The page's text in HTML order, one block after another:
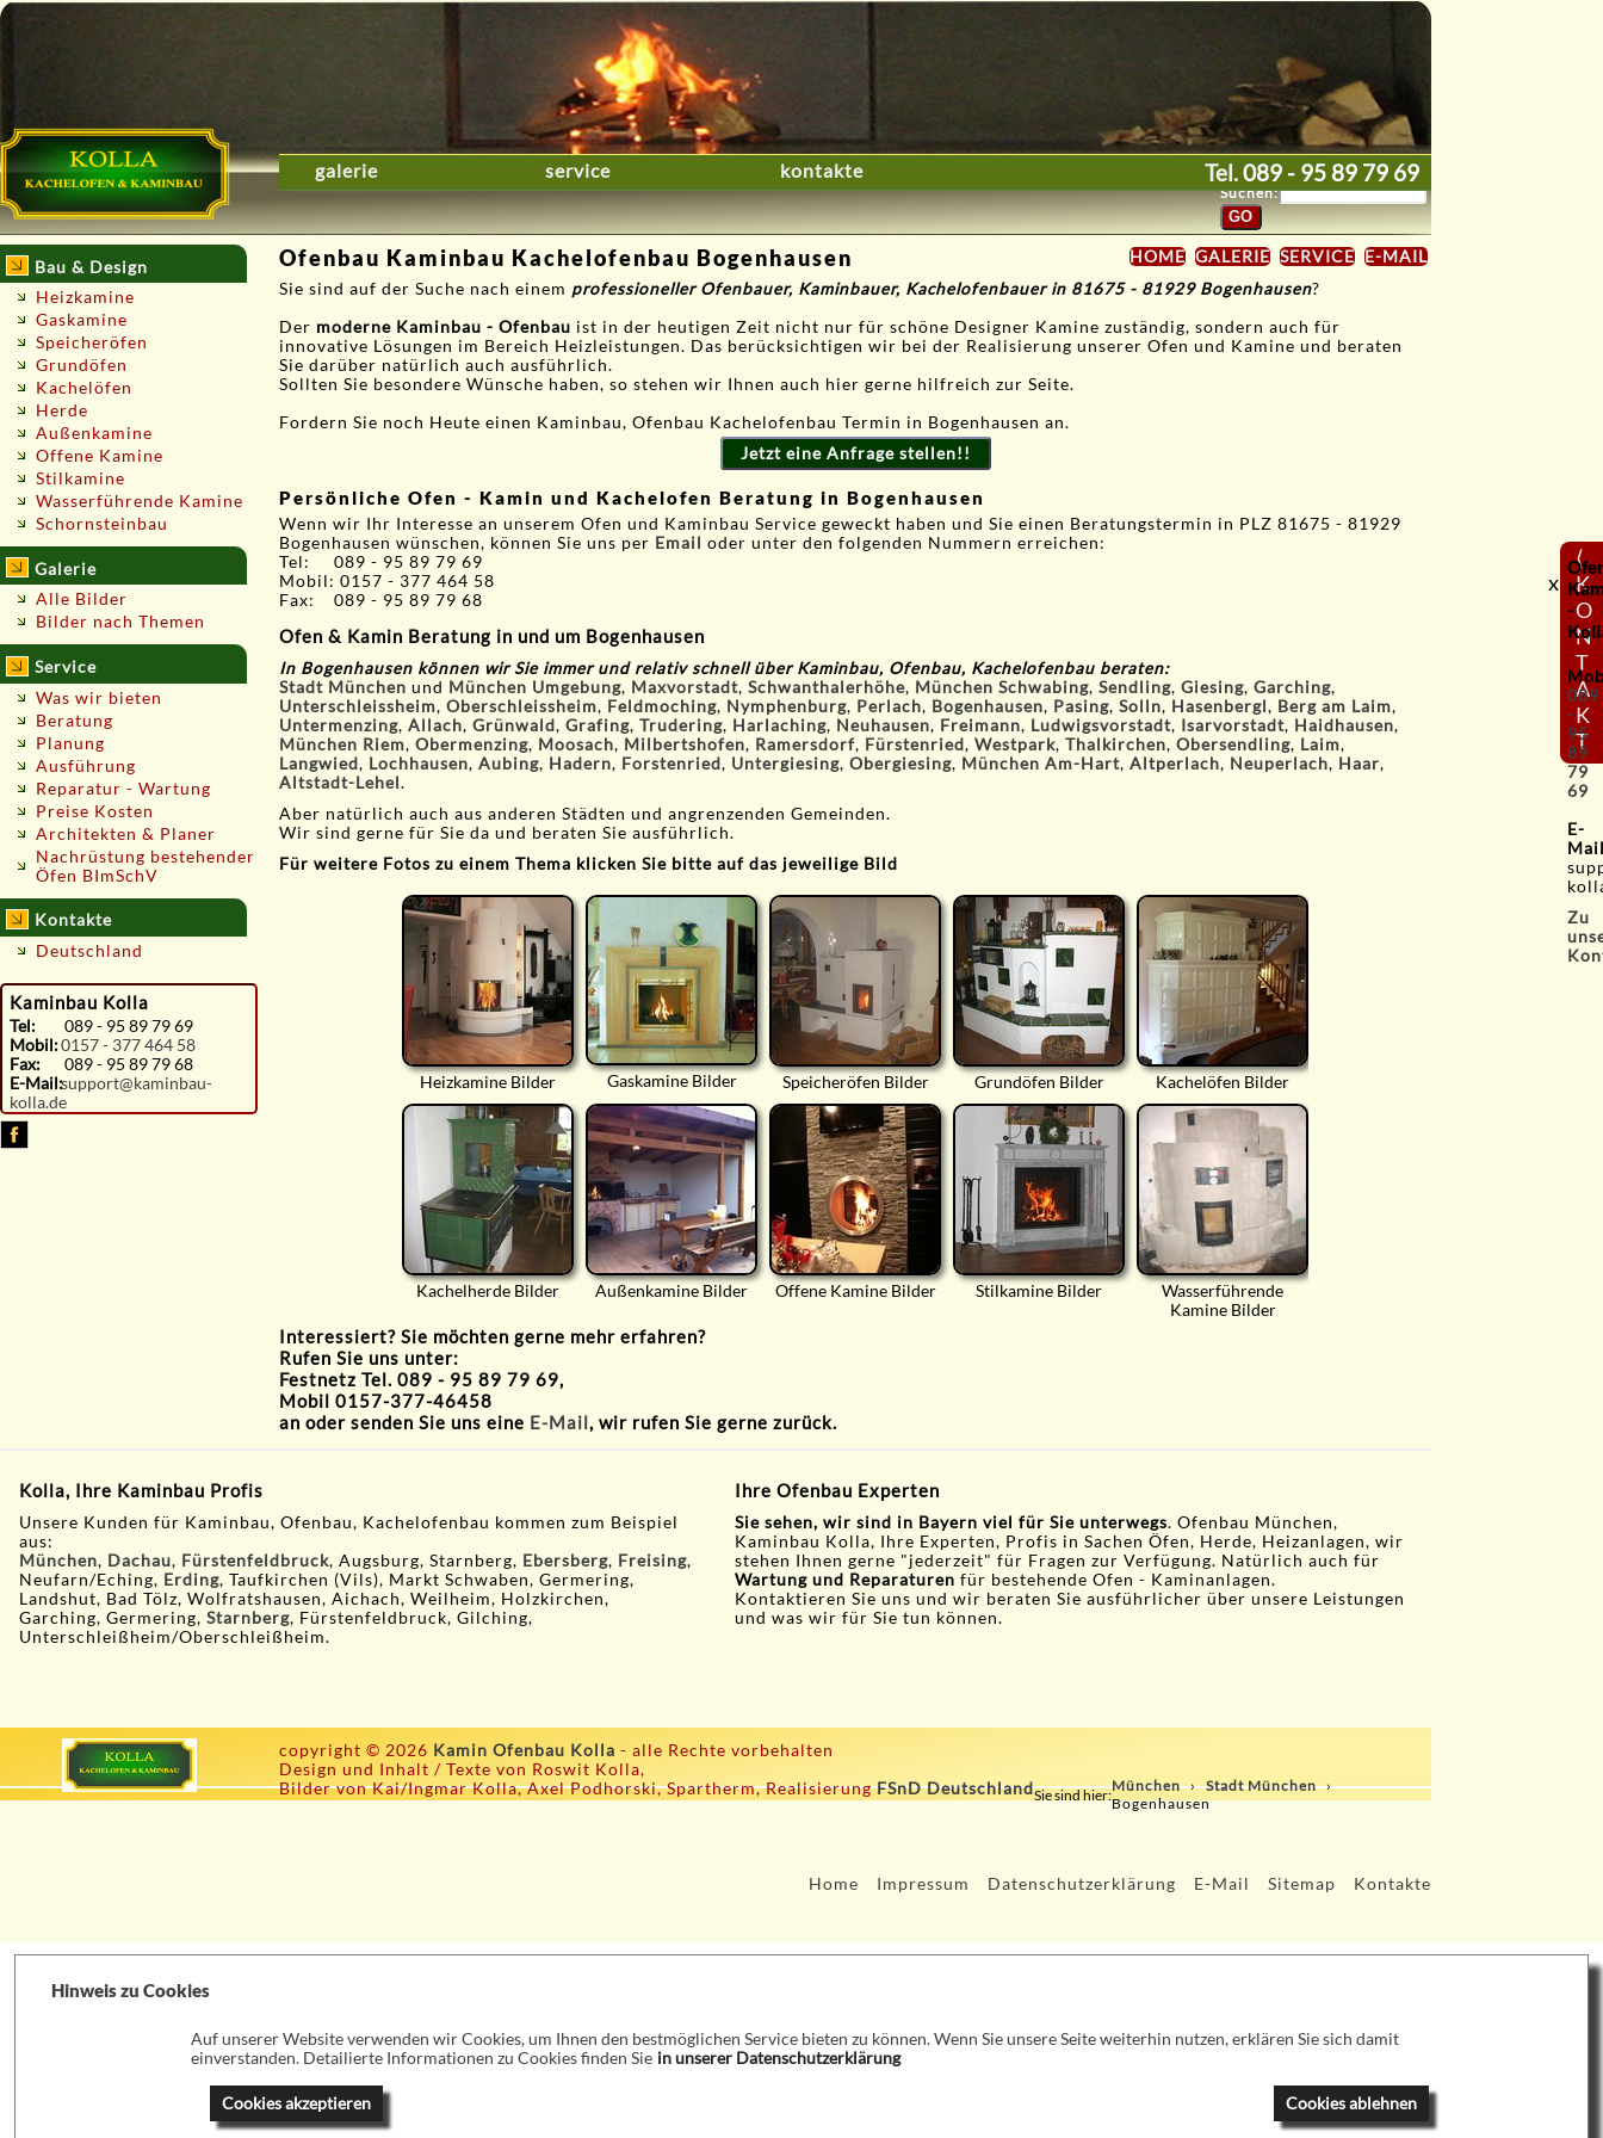
Suchen:
galerie service kontakte Tel.089 - 95 89 79 69
Bau & Design
Heizkamine
Gaskamine
Speicheröfen
Grundöfen
Kachelöfen
Herde
Außenkamine
Offene Kamine
Stilkamine
Wasserführende Kamine
Schornsteinbau
Galerie
Alle Bilder
Bilder nach Themen
Service
Was wir bieten
Beratung
Planung
Ausführung
Reparatur - Wartung
Preise Kosten
Architekten & Planer
Nachrüstung bestehender
Öfen BImSchV
Kontakte
Deutschland
Kaminbau Kolla
Tel:
089 - 95 89 79 69
Mobil:0157 - 377 464 58
Fax:
089 - 95 89 79 68
E-Mail:support@kaminbau-
kolla.de
Ofenbau Kaminbau Kachelofenbau Bogenhausen
Sie sind auf der Suche nach einem professioneller Ofenbauer, Kaminbauer, Kachelofenbauer in 81675 - 81929 Bogenhausen?
Der moderne Kaminbau - Ofenbau ist in der heutigen Zeit nicht nur für schöne Designer Kamine zuständig, sondern auch für
innovative Lösungen im Bereich Heizleistungen. Das berücksichtigen wir bei der Realisierung unserer Ofen und Kamine und beraten
Sie darüber natürlich auch ausführlich.
Sollten Sie besondere Wünsche haben, so stehen wir Ihnen auch hier gerne hilfreich zur Seite.
Fordern Sie noch Heute einen Kaminbau, Ofenbau Kachelofenbau Termin in Bogenhausen an.
Jetzt eine Anfrage stellen!!
Persönliche Ofen - Kamin und Kachelofen Beratung in Bogenhausen
Wenn wir Ihr Interesse an unserem Ofen und Kaminbau Service geweckt haben und Sie einen Beratungstermin in PLZ 81675 - 81929
Bogenhausen wünschen, können Sie uns per Email oder unter den folgenden Nummern erreichen:
Tel: 089 - 95 89 79 69
Mobil: 0157 - 377 464 58
Fax: 089 - 95 89 79 68
Ofen & Kamin Beratung in und um Bogenhausen
In Bogenhausen können wir Sie immer und relativ schnell über Kaminbau, Ofenbau, Kachelofenbau beraten:
Stadt München und München Umgebung, Maxvorstadt, Schwanthalerhöhe, München Schwabing, Sendling, Giesing, Garching,
Unterschleissheim, Oberschleissheim, Feldmoching, Nymphenburg, Perlach, Bogenhausen, Pasing, Solln, Hasenbergl, Berg am Laim,
Untermenzing, Allach, Grünwald, Grafing, Trudering, Harlaching, Neuhausen, Freimann, Ludwigsvorstadt, Isarvorstadt, Haidhausen,
München Riem, Obermenzing, Moosach, Milbertshofen, Ramersdorf, Fürstenried, Westpark, Thalkirchen, Obersendling, Laim,
Langwied, Lochhausen, Aubing, Hadern, Forstenried, Untergiesing, Obergiesing, München Am-Hart, Altperlach, Neuperlach, Haar,
Altstadt-Lehel.
Aber natürlich auch aus anderen Städten und angrenzenden Gemeinden.
Wir sind gerne für Sie da und beraten Sie ausführlich.
Für weitere Fotos zu einem Thema klicken Sie bitte auf das jeweilige Bild
Heizkamine Bilder Gaskamine Bilder Speicheröfen Bilder Grundöfen Bilder Kachelöfen Bilder
Kachelherde Bilder Außenkamine Bilder Offene Kamine Bilder Stilkamine Bilder
Wasserführende
Kamine Bilder
Interessiert? Sie möchten gerne mehr erfahren?
Rufen Sie uns unter:
Festnetz Tel. 089 - 95 89 79 69,
Mobil 0157-377-46458
an oder senden Sie uns eine E-Mail, wir rufen Sie gerne zurück.
HOME GALERIE SERVICE E-MAIL
Kolla, Ihre Kaminbau Profis
Unsere Kunden für Kaminbau, Ofenbau, Kachelofenbau kommen zum Beispiel
aus:
München, Dachau, Fürstenfeldbruck, Augsburg, Starnberg, Ebersberg, Freising,
Neufarn/Eching, Erding, Taufkirchen (Vils), Markt Schwaben, Germering,
Landshut, Bad Tölz, Wolfratshausen, Aichach, Weilheim, Holzkirchen,
Garching, Germering,Starnberg, Fürstenfeldbruck, Gilching,
Unterschleißheim/Oberschleißheim.
Ihre Ofenbau Experten
Sie sehen, wir sind in Bayern viel für Sie unterwegs. Ofenbau München,
Kaminbau Kolla, Ihre Experten, Profis in Sachen Öfen, Herde, Heizanlagen, wir
stehen Ihnen gerne "jederzeit" für Fragen zur Verfügung. Natürlich auch für
Wartung und Reparaturen für bestehende Ofen - Kaminanlagen.
Kontaktieren Sie uns und wir beraten Sie ausführlicher über unsere Leistungen
und was wir für Sie tun können.
copyright © 2026 Kamin Ofenbau Kolla - alle Rechte vorbehalten
Design und Inhalt / Texte von Roswit Kolla,
Bilder von Kai/Ingmar Kolla, Axel Podhorski, Spartherm, RealisierungFSnD DeutschlandSie sind hier:München
Stadt München
Bogenhausen
Home Impressum Datenschutzerklärung E-Mail Sitemap Kontakte
⟨
K
O
N
T
A
K
T
-
089
-
95
89
79
69
E-
Zu
x
Hinweis zu Cookies
Auf unserer Website verwenden wir Cookies, um Ihnen den bestmöglichen Service bieten zu können. Wenn Sie unsere Seite weiterhin nutzen, erklären Sie sich damit
einverstanden. Detailierte Informationen zu Cookies finden Sie in unserer Datenschutzerklärung
Cookies ablehnen
Cookies akzeptieren